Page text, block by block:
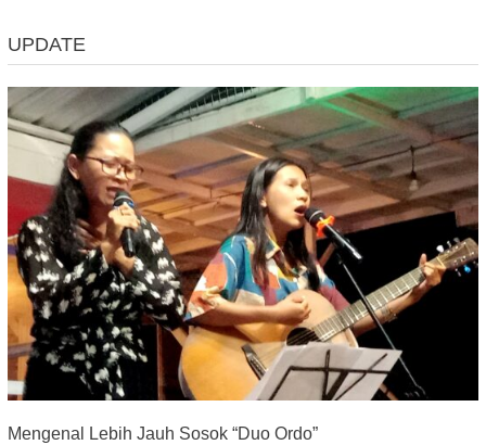
UPDATE
Mengenal Lebih Jauh Sosok “Duo Ordo”